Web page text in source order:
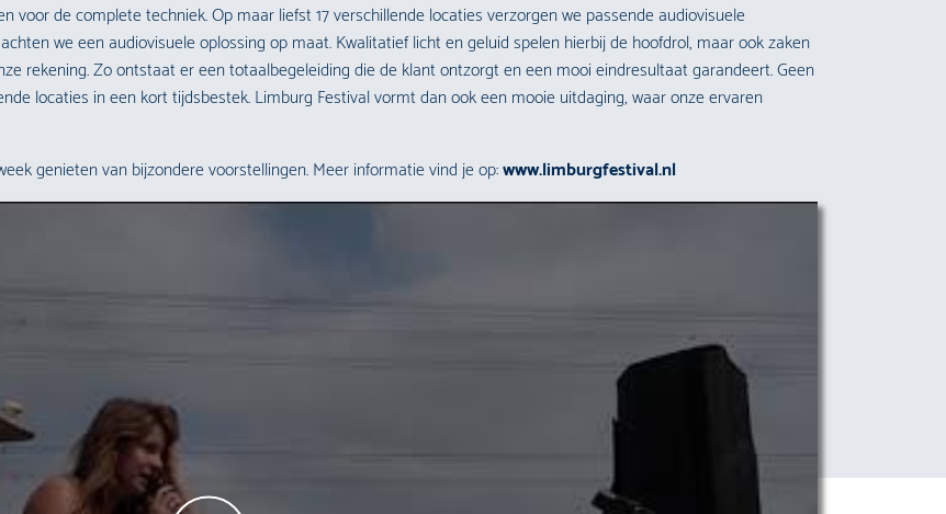
de complete techniek. Op maar liefst 17 verschillende locaties verzorgen we passende audiovisuele
we een audiovisuele oplossing op maat. Kwalitatief licht en geluid spelen hierbij de hoofdrol, maar ook zaken
rekening. Zo ontstaat er een totaalbegeleiding die de klant ontzorgt en een mooi eindresultaat garandeert. Geen
locaties in een kort tijdsbestek. Limburg Festival vormt dan ook een mooie uitdaging, waar onze ervaren
genieten van bijzondere voorstellingen. Meer informatie vind je op:www.limburgfestival.nl